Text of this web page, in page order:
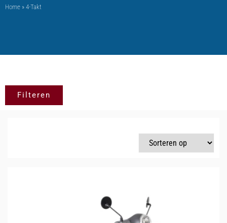
Home » 4-Takt
Filteren